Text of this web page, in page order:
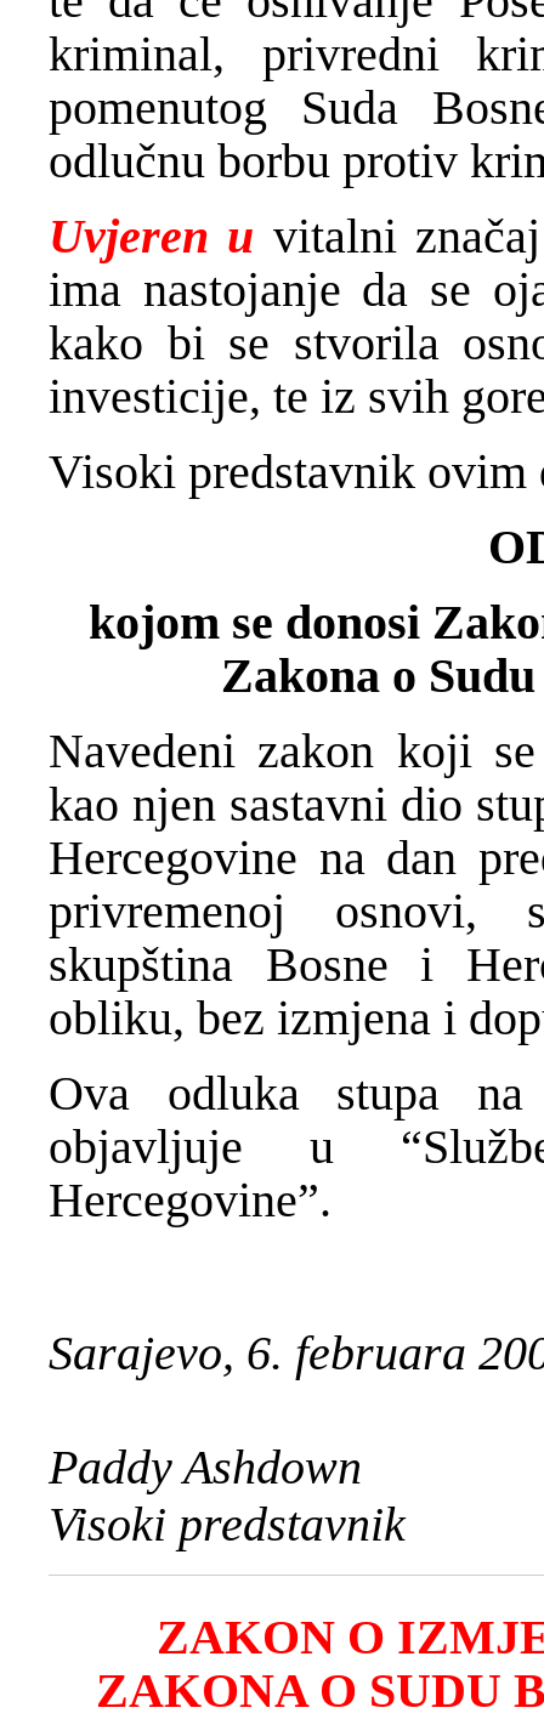
kriminal, privredni
pomenutog Suda
odlučnu borbu protiv
Uvjeren u vitalni
ima nastojanje da se
kako bi se stvorila
investicije, te iz svih
Visoki predstavnik ovim
kojom se donosi
Zakona o
Navedeni zakon koji
kao njen sastavni dio
Hercegovine na dan
privremenoj osnovi,
skupština Bosne i
obliku, bez izmjena i
Ova odluka stupa
objavljuje u
Hercegovine”.
Sarajevo, 6. februara
Paddy Ashdown
Visoki predstavnik
ZAKON O
ZAKONA O SUDU